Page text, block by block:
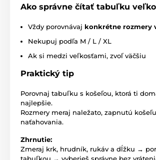
Ako správne čítať tabuľku
Vždy porovnávaj konkrétne rozmery
Nekupuj podľa M / L / XL
Ak si medzi veľkosťami, zvoľ väčšiu
Praktický tip
Porovnaj tabuľku s košeľou, ktorá ti
najlepšie.
Rozmery meraj naležato, zapnutú
naťahovania.
Zhrnutie:
Zmeraj krk, hrudník, rukáv a dĺžku →
tabuľkou → vyberieš správne bez